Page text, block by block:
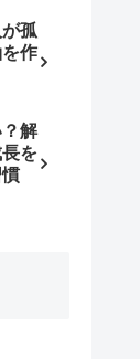
孤
作
解
を